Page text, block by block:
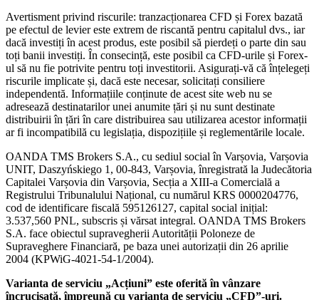
Avertisment privind riscurile: tranzacționarea CFD și Forex bazată
pe efectul de levier este extrem de riscantă pentru capitalul dvs., iar
dacă investiți în acest produs, este posibil să pierdeți o parte din sau
toți banii investiți. În consecință, este posibil ca CFD-urile și Forex-
ul să nu fie potrivite pentru toți investitorii. Asigurați-vă că înțelegeți
riscurile implicate și, dacă este necesar, solicitați consiliere
independentă. Informațiile conținute de acest site web nu se
adresează destinatarilor unei anumite țări și nu sunt destinate
distribuirii în țări în care distribuirea sau utilizarea acestor informații
ar fi incompatibilă cu legislația, dispozițiile și reglementările locale.
OANDA TMS Brokers S.A., cu sediul social în Varșovia, Varșovia
UNIT, Daszyńskiego 1, 00-843, Varșovia, înregistrată la Judecătoria
Capitalei Varșovia din Varșovia, Secția a XIII-a Comercială a
Registrului Tribunalului Național, cu numărul KRS 0000204776,
cod de identificare fiscală 595126127, capital social inițial:
3.537,560 PNL, subscris și vărsat integral. OANDA TMS Brokers
S.A. face obiectul supravegherii Autorității Poloneze de
Supraveghere Financiară, pe baza unei autorizații din 26 aprilie
2004 (KPWiG-4021-54-1/2004).
Varianta de serviciu „Acțiuni” este oferită în vânzare
încrucișată, împreună cu varianta de serviciu „CFD”-uri.